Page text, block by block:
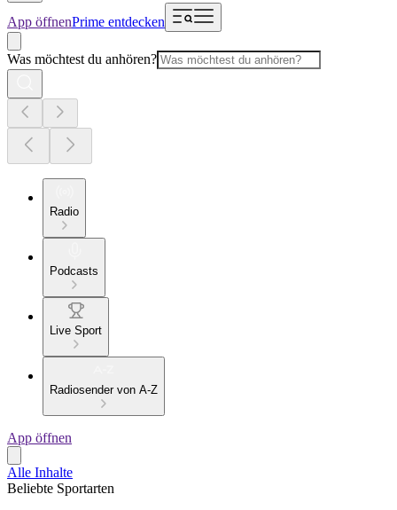
App öffnenPrime entdecken
Was möchtest du anhören?
Radio
Podcasts
Live Sport
Radiosender von A-Z
App öffnen
Alle Inhalte
Beliebte Sportarten